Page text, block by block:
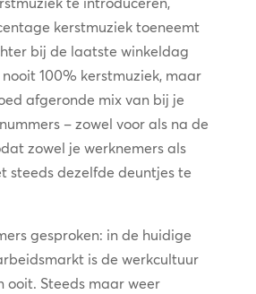
kerstmuziek toeneemt
bij de laatste winkeldag
100% kerstmuziek, maar
afgeronde mix van bij je
– zowel voor als na de
zowel je werknemers als
steeds dezelfde deuntjes te
gesproken: in de huidige
is de werkcultuur
ooit. Steeds maar weer